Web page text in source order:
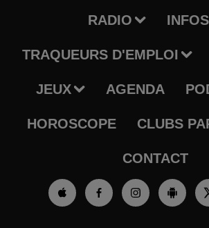
RADIO INFOS
TRAQUEURS D'EMPLOI
JEUX AGENDA
HOROSCOPE CLUBS
CONTACT